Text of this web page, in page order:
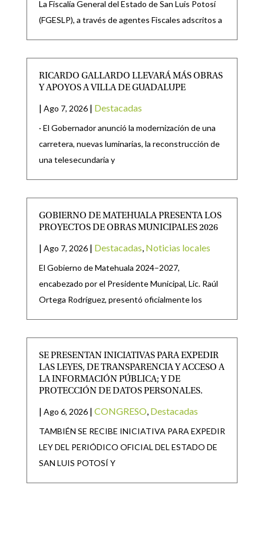
La Fiscalía General del Estado de San Luis Potosí
(FGESLP), a través de agentes Fiscales adscritos a
RICARDO GALLARDO LLEVARÁ MÁS OBRAS
Y APOYOS A VILLA DE GUADALUPE
| Ago 7, 2026 | Destacadas
· El Gobernador anunció la modernización de una
carretera, nuevas luminarias, la reconstrucción de
una telesecundaria y
GOBIERNO DE MATEHUALA PRESENTA LOS
PROYECTOS DE OBRAS MUNICIPALES 2026
| Ago 7, 2026 | Destacadas, Noticias locales
El Gobierno de Matehuala 2024–2027,
encabezado por el Presidente Municipal, Lic. Raúl
Ortega Rodríguez, presentó oficialmente los
SE PRESENTAN INICIATIVAS PARA EXPEDIR
LAS LEYES, DE TRANSPARENCIA Y ACCESO A
LA INFORMACIÓN PÚBLICA; Y DE
PROTECCIÓN DE DATOS PERSONALES.
| Ago 6, 2026 | CONGRESO, Destacadas
TAMBIÉN SE RECIBE INICIATIVA PARA EXPEDIR
LEY DEL PERIÓDICO OFICIAL DEL ESTADO DE
SAN LUIS POTOSÍ Y